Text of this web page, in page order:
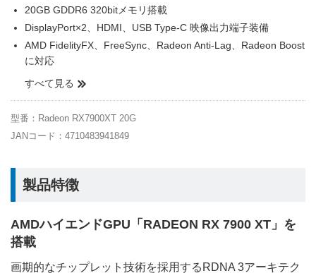
20GB GDDR6 320bitメモリ搭載
DisplayPort×2、HDMI、USB Type-C 映像出力端子装備
AMD FidelityFX、FreeSync、Radeon Anti-Lag、Radeon Boost
に対応
すべて見る
型番：Radeon RX7900XT 20G
JANコード：4710483941849
製品特徴
AMDハイエンドGPU「RADEON RX 7900 XT」を
搭載
画期的なチップレット技術を採用するRDNA 3アーキテク